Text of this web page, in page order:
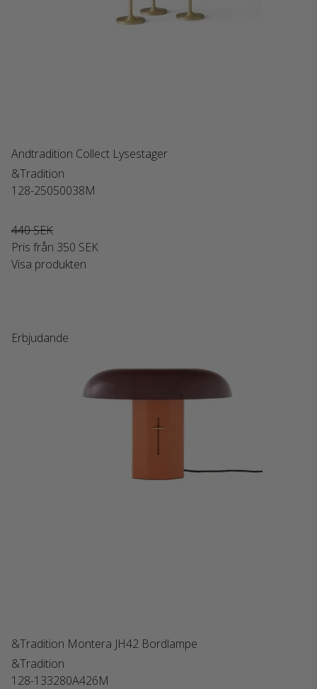
Andtradition Collect Lysestager
&Tradition
128-25050038M
440 SEK
Pris från 350 SEK
Visa produkten
Erbjudande
&Tradition Montera JH42 Bordlampe
&Tradition
128-133280A426M